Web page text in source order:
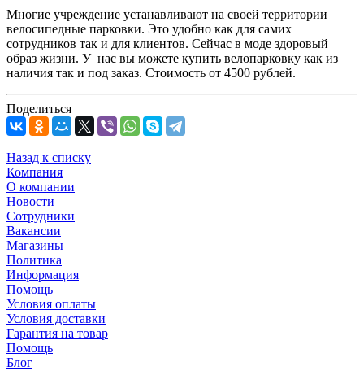
Многие учреждение устанавливают на своей территории
велосипедные парковки. Это удобно как для самих
сотрудников так и для клиентов. Сейчас в моде здоровый
образ жизни. У нас вы можете купить велопарковку как из
наличия так и под заказ. Стоимость от 4500 рублей.
Поделиться
Назад к списку
Компания
О компании
Новости
Сотрудники
Вакансии
Магазины
Политика
Информация
Помощь
Условия оплаты
Условия доставки
Гарантия на товар
Помощь
Блог